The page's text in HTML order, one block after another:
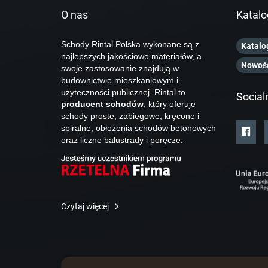
O nas
Schody Rintal Polska wykonane są z
najlepszych jakościowo materiałów, a
swoje zastosowanie znajdują w
budownictwie mieszkaniowym i
użyteczności publicznej. Rintal to
producent schodów , który oferuje
schody proste, zabiegowe, kręcone i
spiralne, obłożenia schodów betonowych
oraz liczne balustrady i poręcze.
Czytaj więcej